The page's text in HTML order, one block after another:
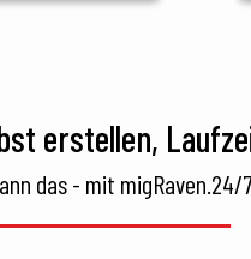
erstellen,
das - mit migRaven.24/